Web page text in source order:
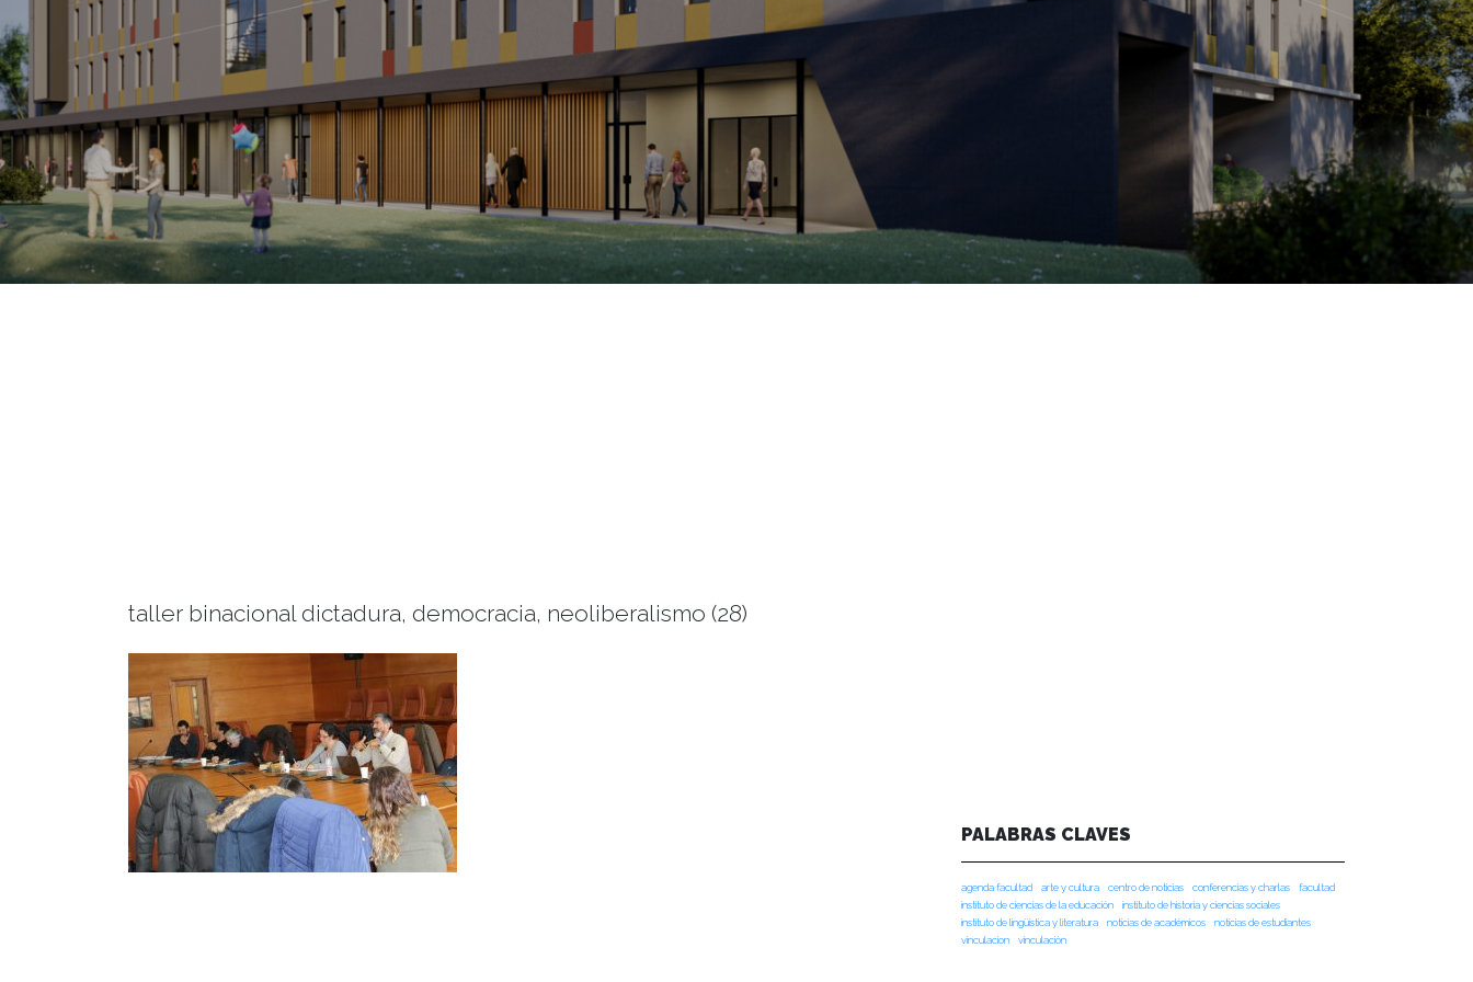
taller binacional dictadura, democracia, neoliberalismo (28)
PALABRAS CLAVES
agenda facultad arte y cultura centro de noticias conferencias y charlas
facultad
instituto de ciencias de la educación
instituto de historia y ciencias sociales
instituto de lingüística y literatura
noticias de académicos
noticias de estudiantes
vinculacion
vinculación